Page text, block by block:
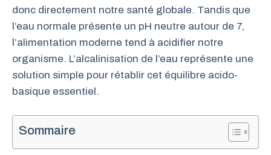
donc directement notre santé globale. Tandis que
l’eau normale présente un pH neutre autour de 7,
l’alimentation moderne tend à acidifier notre
organisme. L’alcalinisation de l’eau représente une
solution simple pour rétablir cet équilibre acido-
basique essentiel.
Sommaire